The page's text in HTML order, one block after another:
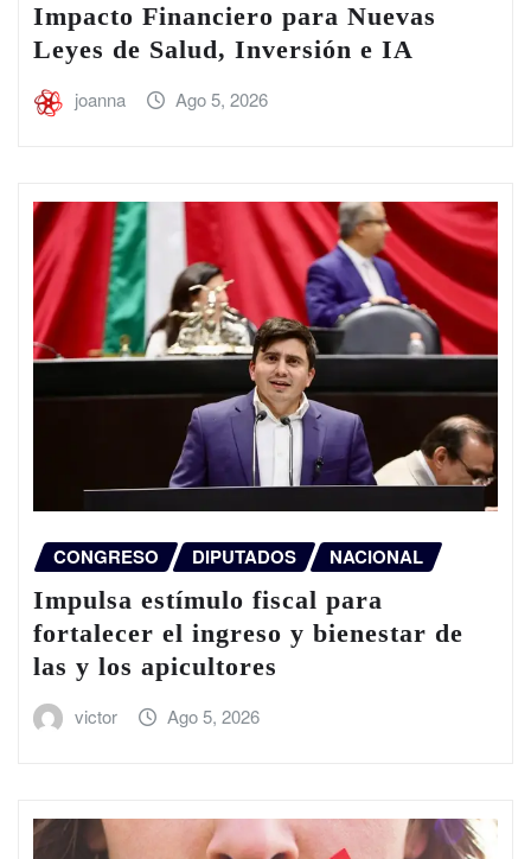
Impacto Financiero para Nuevas
Leyes de Salud, Inversión e IA
joanna Ago 5, 2026
CONGRESO DIPUTADOS NACIONAL
Impulsa estímulo fiscal para
fortalecer el ingreso y bienestar de
las y los apicultores
victor Ago 5, 2026